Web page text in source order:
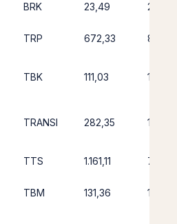
BRK 23,49 26,22
TRP 672,33
TBK 111,03 106,56
TRANSI 282,35 140,52
TTS 1.161,11
TBM 131,36 142,50